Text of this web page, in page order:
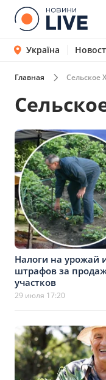
Україна
Главная Сельское
Налоги на урожай
штрафов за
участков
29 июля 17:20